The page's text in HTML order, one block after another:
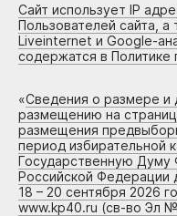
Сайт использует IP
Пользователей сайта, а
Liveinternet и Google-
содержатся в
«Сведения о размере и
размещению на
размещения
период избирательной
Государственную Думу
Российской Федерации
18 – 20 сентября 2026
www.kp40.ru (св-во Эл